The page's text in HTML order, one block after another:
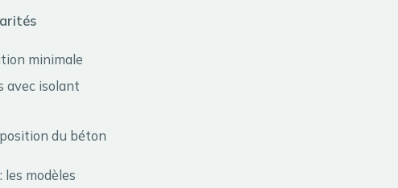
minimale
avec isolant
du béton
les modèles